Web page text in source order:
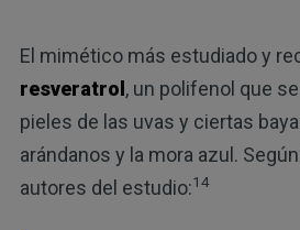
El mimético más estudiado y
resveratrol, un polifenol que
pieles de las uvas y ciertas
arándanos y la mora azul.
autores del estudio:14